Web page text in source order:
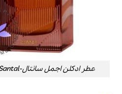
عطر ادکلن اجمل سانتال-Ajmal Santal